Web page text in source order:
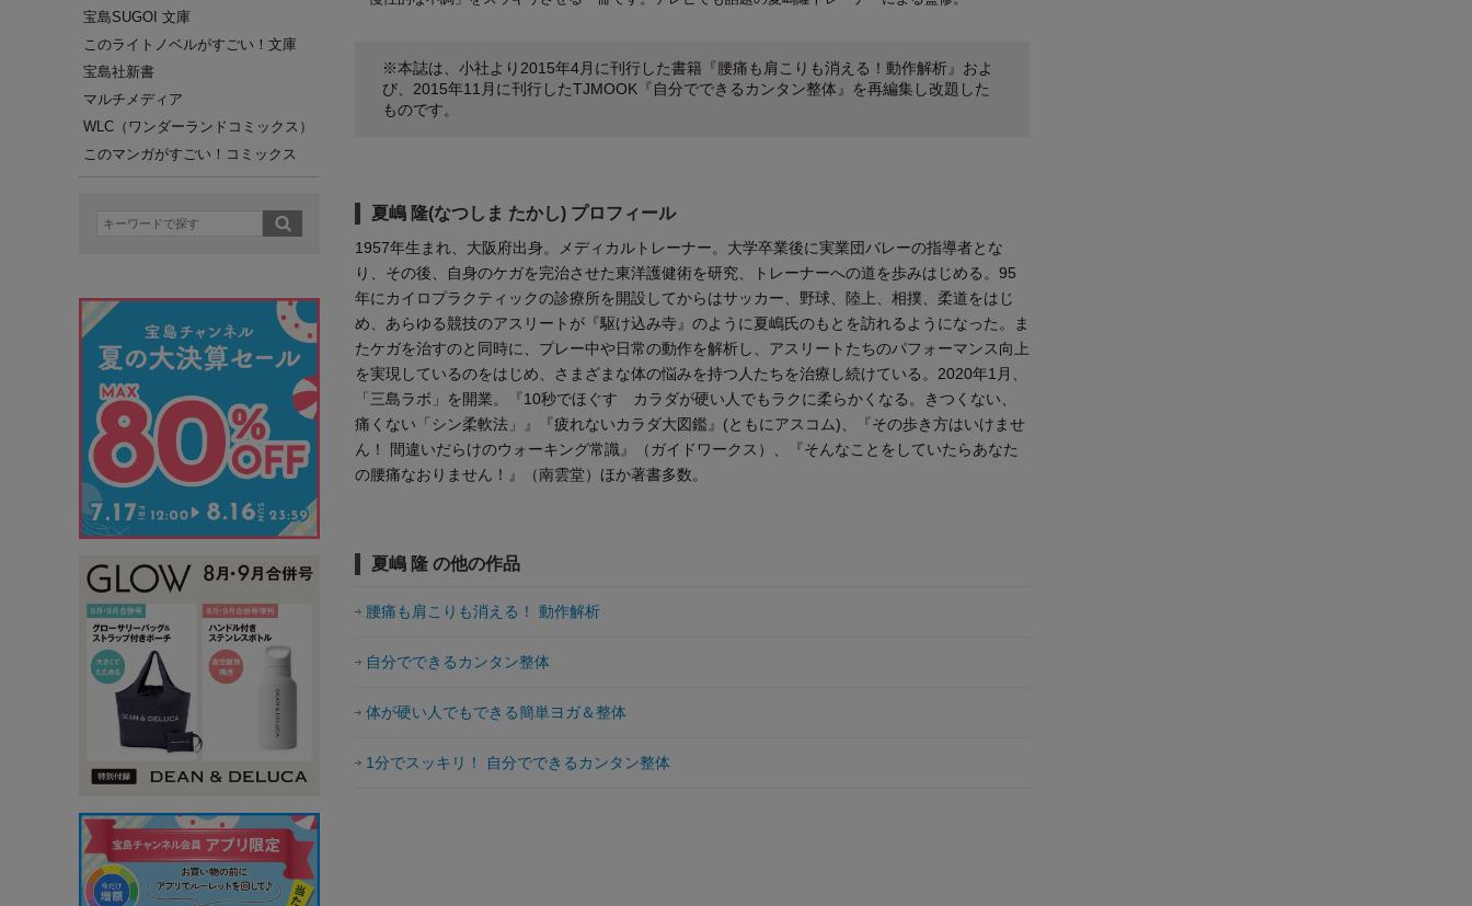
宝島SUGOI 文庫
このライトノベルがすごい！文庫
宝島社新書
マルチメディア
WLC（ワンダーランドコミックス）
このマンガがすごい！コミックス
※本誌は、小社より2015年4月に刊行した書籍『腰痛も肩こりも消える！動作解析』およ
び、2015年11月に刊行したTJMOOK『自分でできるカンタン整体』を再編集し改題した
ものです。
夏嶋 隆(なつしま たかし) プロフィール
1957年生まれ、大阪府出身。メディカルトレーナー。大学卒業後に実業団バレーの指導者とな
り、その後、自身のケガを完治させた東洋護健術を研究、トレーナーへの道を歩みはじめる。95
年にカイロプラクティックの診療所を開設してからはサッカー、野球、陸上、相撲、柔道をはじ
め、あらゆる競技のアスリートが『駆け込み寺』のように夏嶋氏のもとを訪れるようになった。ま
たケガを治すのと同時に、プレー中や日常の動作を解析し、アスリートたちのパフォーマンス向上
を実現しているのをはじめ、さまざまな体の悩みを持つ人たちを治療し続けている。2020年1月、
「三島ラボ」を開業。『10秒でほぐす カラダが硬い人でもラクに柔らかくなる。きつくない、
痛くない「シン柔軟法」』『疲れないカラダ大図鑑』(ともにアスコム)、『その歩き方はいけませ
ん！ 間違いだらけのウォーキング常識』（ガイドワークス）、『そんなことをしていたらあなた
の腰痛なおりません！』（南雲堂）ほか著書多数。
夏嶋 隆 の他の作品
腰痛も肩こりも消える！ 動作解析
自分でできるカンタン整体
体が硬い人でもできる簡単ヨガ＆整体
1分でスッキリ！ 自分でできるカンタン整体